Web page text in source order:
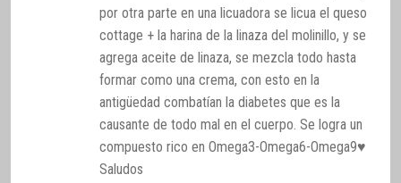
por otra parte en una licuadora se licua el queso
cottage + la harina de la linaza del molinillo, y se
agrega aceite de linaza, se mezcla todo hasta
formar como una crema, con esto en la
antigüedad combatían la diabetes que es la
causante de todo mal en el cuerpo. Se logra un
compuesto rico en Omega3-Omega6-Omega9♥
Saludos